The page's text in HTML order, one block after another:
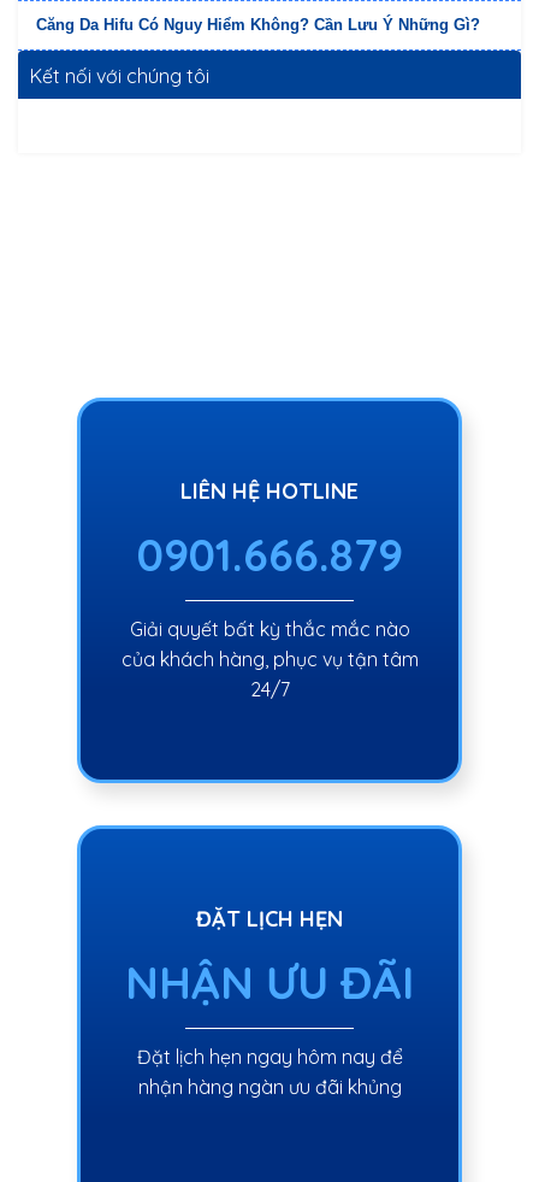
Căng Da Hifu Có Nguy Hiểm Không? Cần Lưu Ý Những Gì?
Kết nối với chúng tôi
LIÊN HỆ HOTLINE
0901.666.879
Giải quyết bất kỳ thắc mắc nào
của khách hàng, phục vụ tận tâm
24/7
ĐẶT LỊCH HẸN
NHẬN ƯU ĐÃI
Đặt lịch hẹn ngay hôm nay để
nhận hàng ngàn ưu đãi khủng